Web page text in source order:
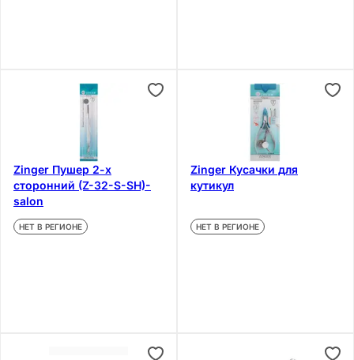
Zinger Пушер 2-х
сторонний (Z-32-S-SH)-
salon
НЕТ В РЕГИОНЕ
Zinger Кусачки для
кутикул
НЕТ В РЕГИОНЕ